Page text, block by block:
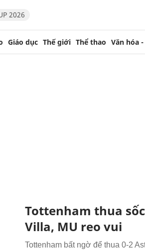
2026
Giáo dục Thế giới Thể thao Văn hóa
Tottenham thua
Villa, MU reo vui
Tottenham bất ngờ để thua 0-2